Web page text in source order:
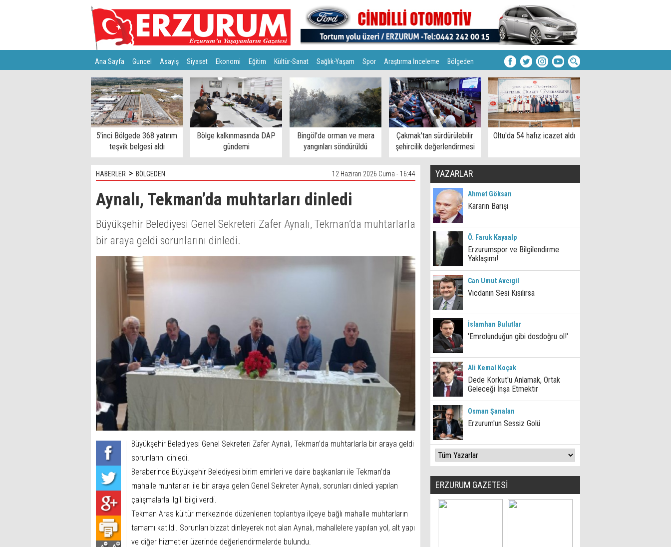
Ana Sayfa Guncel Asayiş Siyaset Ekonomi Eğitim Kültür-Sanat Sağlık-Yaşam Spor Araştırma İnceleme Bölgeden
Türkiye Teknoloji
5’inci Bölgede 368 yatırım
teşvik belgesi aldı
Bölge kalkınmasında DAP
gündemi
Bingöl'de orman ve mera
yangınları söndürüldü
Çakmak'tan sürdürülebilir
şehircilik değerlendirmesi
Oltu'da 54 hafız icazet aldı
HABERLER > BÖLGEDEN 12 Haziran 2026 Cuma - 16:44
Aynalı, Tekman’da muhtarları dinledi
Büyükşehir Belediyesi Genel Sekreteri Zafer Aynalı, Tekman’da muhtarlarla
bir araya geldi sorunlarını dinledi.
Büyükşehir Belediyesi Genel Sekreteri Zafer Aynalı, Tekman’da muhtarlarla bir araya geldi
sorunlarını dinledi.
Beraberinde Büyükşehir Belediyesi birim emirleri ve daire başkanları ile Tekman’da
mahalle muhtarları ile bir araya gelen Genel Sekreter Aynalı, sorunları dinledi yapılan
çalışmalarla ilgili bilgi verdi.
Tekman Aras kültür merkezinde düzenlenen toplantıya ilçeye bağlı mahalle muhtarların
tamamı katıldı. Sorunları bizzat dinleyerek not alan Aynalı, mahallelere yapılan yol, alt yapı
ve diğer hizmetler üzerinde değerlendirmelerde bulundu.
YAZARLAR
Ahmet Göksan
Kararın Barışı
Ö. Faruk Kayaalp
Erzurumspor ve Bilgilendirme
Yaklaşımı!
Can Umut Avcıgil
Vicdanın Sesi Kısılırsa
İslamhan Bulutlar
'Emrolunduğun gibi dosdoğru ol!'
Ali Kemal Koçak
Dede Korkut'u Anlamak, Ortak
Geleceği İnşa Etmektir
Osman Şanalan
Erzurum'un Sessiz Golü
ERZURUM GAZETESİ